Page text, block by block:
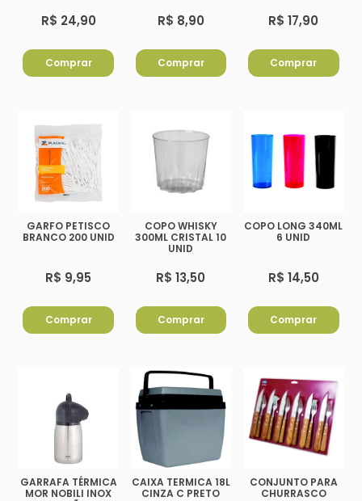
R$ 24,90
Comprar
R$ 8,90
Comprar
R$ 17,90
Comprar
GARFO PETISCO
BRANCO 200 UNID
R$ 9,95
Comprar
COPO WHISKY
300ML CRISTAL 10
UNID
R$ 13,50
Comprar
COPO LONG 340ML
6 UNID
R$ 14,50
Comprar
GARRAFA TÉRMICA
MOR NOBILI INOX
CAIXA TERMICA 18L
CINZA C PRETO
CONJUNTO PARA
CHURRASCO